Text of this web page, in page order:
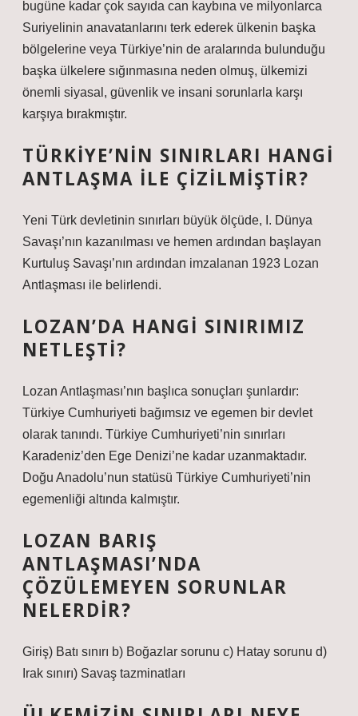
bugüne kadar çok sayıda can kaybına ve milyonlarca
Suriyelinin anavatanlarını terk ederek ülkenin başka
bölgelerine veya Türkiye’nin de aralarında bulunduğu
başka ülkelere sığınmasına neden olmuş, ülkemizi
önemli siyasal, güvenlik ve insani sorunlarla karşı
karşıya bırakmıştır.
TÜRKIYE’NIN SINIRLARI HANGI
ANTLAŞMA ILE ÇIZILMIŞTIR?
Yeni Türk devletinin sınırları büyük ölçüde, I. Dünya
Savaşı’nın kazanılması ve hemen ardından başlayan
Kurtuluş Savaşı’nın ardından imzalanan 1923 Lozan
Antlaşması ile belirlendi.
LOZAN’DA HANGI SINIRIMIZ
NETLEŞTI?
Lozan Antlaşması’nın başlıca sonuçları şunlardır:
Türkiye Cumhuriyeti bağımsız ve egemen bir devlet
olarak tanındı. Türkiye Cumhuriyeti’nin sınırları
Karadeniz’den Ege Denizi’ne kadar uzanmaktadır.
Doğu Anadolu’nun statüsü Türkiye Cumhuriyeti’nin
egemenliği altında kalmıştır.
LOZAN BARIŞ
ANTLAŞMASI’NDA
ÇÖZÜLEMEYEN SORUNLAR
NELERDIR?
Giriş) Batı sınırı b) Boğazlar sorunu c) Hatay sorunu d)
Irak sınırı) Savaş tazminatları